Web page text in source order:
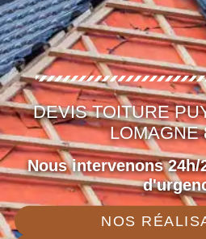
DEVIS TOITURE
LOMAGNE
Nous intervenons 24h/
NOS